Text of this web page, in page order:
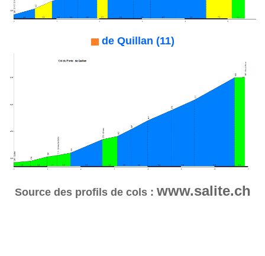
de Quillan (11)
Source des profils de cols : www.salite.ch